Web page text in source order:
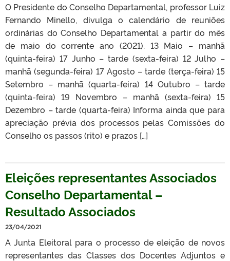
O Presidente do Conselho Departamental, professor Luiz
Fernando Minello, divulga o calendário de reuniões
ordinárias do Conselho Departamental a partir do mês
de maio do corrente ano (2021). 13 Maio – manhã
(quinta-feira) 17 Junho – tarde (sexta-feira) 12 Julho –
manhã (segunda-feira) 17 Agosto – tarde (terça-feira) 15
Setembro – manhã (quarta-feira) 14 Outubro – tarde
(quinta-feira) 19 Novembro – manhã (sexta-feira) 15
Dezembro – tarde (quarta-feira) Informa ainda que para
apreciação prévia dos processos pelas Comissões do
Conselho os passos (rito) e prazos […]
Eleições representantes Associados
Conselho Departamental –
Resultado Associados
23/04/2021
A Junta Eleitoral para o processo de eleição de novos
representantes das Classes dos Docentes Adjuntos e